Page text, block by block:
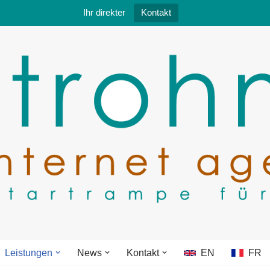
Ihr direkter Kontakt
Leistungen News Kontakt EN FR